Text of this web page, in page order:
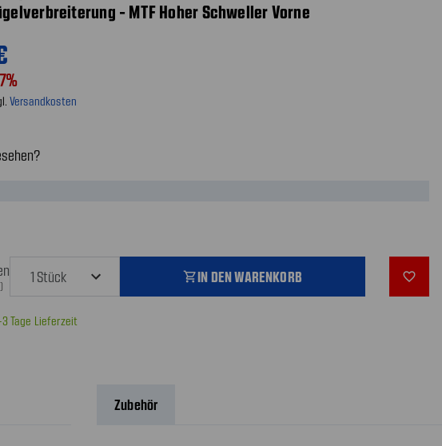
- MTF Hoher Schweller Vorne
Versandkosten
shopping_cartIN DEN WARENKORB favorite_outline
Tage Lieferzeit
Zubehör